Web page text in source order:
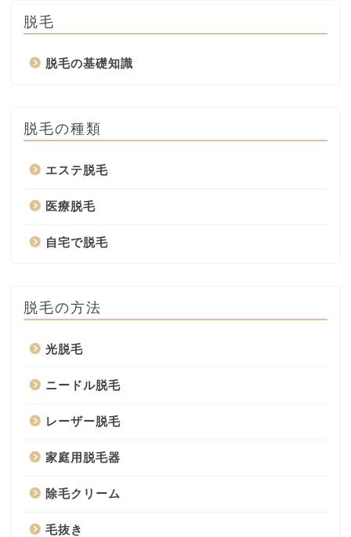
脱毛
脱毛の基礎知識
脱毛の種類
エステ脱毛
医療脱毛
自宅で脱毛
脱毛の方法
光脱毛
ニードル脱毛
レーザー脱毛
家庭用脱毛器
除毛クリーム
毛抜き